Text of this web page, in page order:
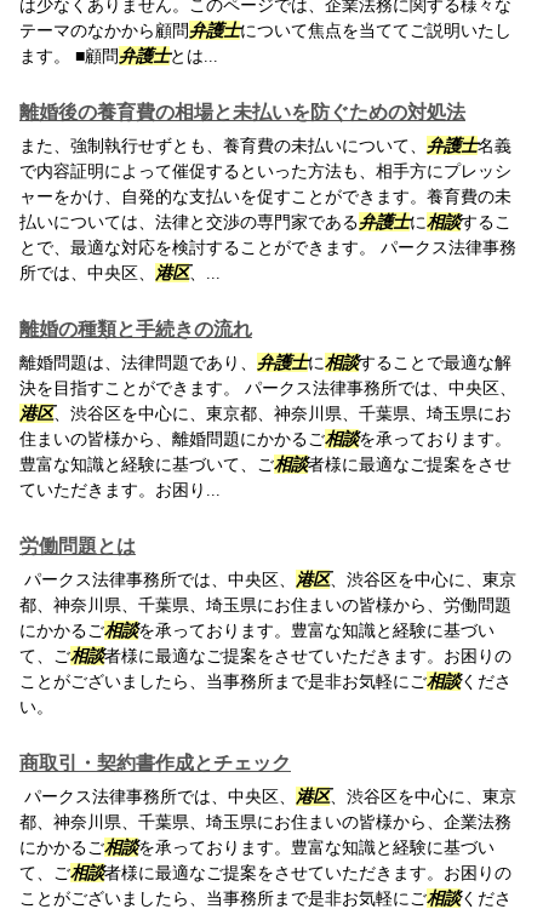
は少なくありません。このページでは、企業法務に関する様々な
テーマのなかから顧問弁護士について焦点を当ててご説明いたし
ます。 ■顧問弁護士とは...
離婚後の養育費の相場と未払いを防ぐための対処法
また、強制執行せずとも、養育費の未払いについて、 弁護士名義
で内容証明によって催促するといった方法も、相手方にプレッシ
ャーをかけ、自発的な支払いを促すことができます。養育費の未
払いについては、法律と交渉の専門家である弁護士に相談するこ
とで、最適な対応を検討することができます。 パークス法律事務
所では、中央区、 港区、...
離婚の種類と手続きの流れ
離婚問題は、法律問題であり、 弁護士に相談することで最適な解
決を目指すことができます。 パークス法律事務所では、中央区、
港区、渋谷区を中心に、東京都、神奈川県、千葉県、埼玉県にお
住まいの皆様から、離婚問題にかかるご相談を承っております。
豊富な知識と経験に基づいて、ご相談者様に最適なご提案をさせ
ていただきます。お困り...
労働問題とは
パークス法律事務所では、中央区、 港区、渋谷区を中心に、東京
都、神奈川県、千葉県、埼玉県にお住まいの皆様から、労働問題
にかかるご相談を承っております。豊富な知識と経験に基づい
て、ご相談者様に最適なご提案をさせていただきます。お困りの
ことがございましたら、当事務所まで是非お気軽にご相談くださ
い。
商取引・契約書作成とチェック
パークス法律事務所では、中央区、 港区、渋谷区を中心に、東京
都、神奈川県、千葉県、埼玉県にお住まいの皆様から、企業法務
にかかるご相談を承っております。豊富な知識と経験に基づい
て、ご相談者様に最適なご提案をさせていただきます。お困りの
ことがございましたら、当事務所まで是非お気軽にご相談くださ